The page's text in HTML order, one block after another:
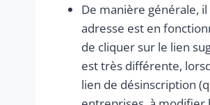
De manière générale,
adresse est en
de cliquer sur le lien
est très différente,
lien de désinscription